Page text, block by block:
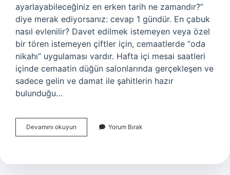
ayarlayabileceğiniz en erken tarih ne zamandır?”
diye merak ediyorsanız: cevap 1 gündür. En çabuk
nasıl evlenilir? Davet edilmek istemeyen veya özel
bir tören istemeyen çiftler için, cemaatlerde “oda
nikahı” uygulaması vardır. Hafta içi mesai saatleri
içinde cemaatin düğün salonlarında gerçekleşen ve
sadece gelin ve damat ile şahitlerin hazır
bulunduğu…
Devamını okuyun
Hızlı
Evlenilir
Yorum Bırak